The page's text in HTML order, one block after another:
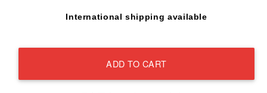
International shipping available
ADD TO CART